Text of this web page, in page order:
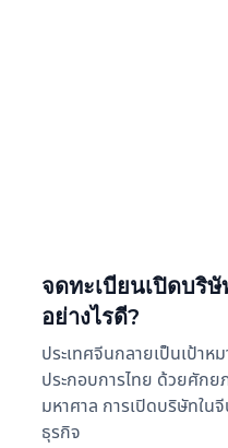
จดทะเบียนเปิดบริ
อย่างไรดี?
ประเทศจีนกลายเป็นเป้า
ประกอบการไทย ด้วยศัก
มหาศาล การเปิดบริษัทใ
ธุรกิจ